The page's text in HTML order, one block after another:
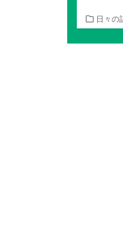
カ
テ
ゴ
日々の